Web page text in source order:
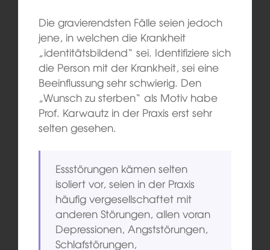
Die gravierendsten Fälle seien jedoch
jene, in welchen die Krankheit
„identitätsbildend“ sei. Identifiziere sich
die Person mit der Krankheit, sei eine
Beeinflussung sehr schwierig. Den
„Wunsch zu sterben“ als Motiv habe
Prof. Karwautz in der Praxis erst sehr
selten gesehen.
Essstörungen kämen selten
isoliert vor, seien in der Praxis
häufig vergesellschaftet mit
anderen Störungen, allen voran
Depressionen, Angststörungen,
Schlafstörungen,